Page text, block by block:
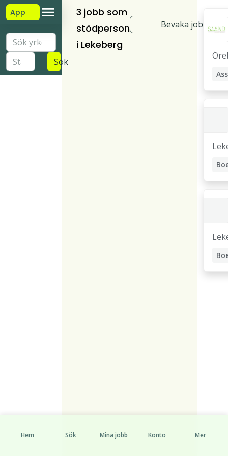
App
Sök
3 jobb som
stödperson
i Lekeberg
Bevaka jobb
Hem Sök Mina jobb Konto Mer